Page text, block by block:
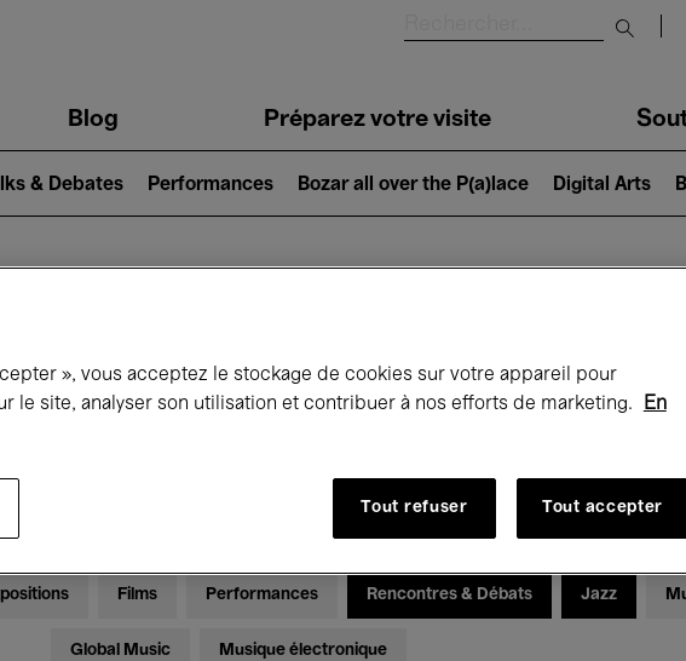
Blog Préparez votre visite
& Debates Performances Bozar all over the P(a)lace Digital Arts
se passe à Bozar
Films Performances Rencontres & Débats Jazz
Global Music Musique électronique
», vous acceptez le stockage de cookies sur votre appareil pour
le site, analyser son utilisation et contribuer à nos efforts de marketing.
En
Tout refuser Tout accepter